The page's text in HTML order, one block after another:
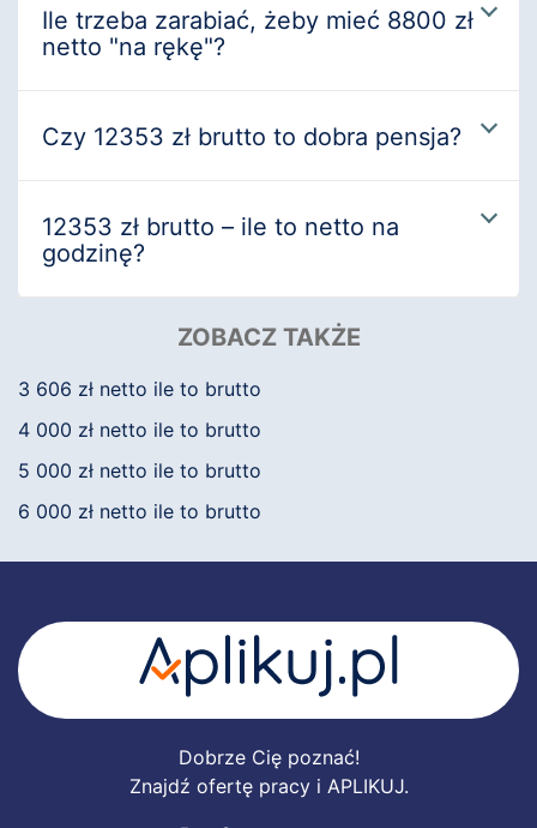
Ile trzeba zarabiać, żeby mieć 8800 zł
netto "na rękę"?
Czy 12353 zł brutto to dobra pensja?
12353 zł brutto – ile to netto na
godzinę?
ZOBACZ TAKŻE
3 606 zł netto ile to brutto
4 000 zł netto ile to brutto
5 000 zł netto ile to brutto
6 000 zł netto ile to brutto
Dobrze Cię poznać!
Znajdź ofertę pracy i APLIKUJ.